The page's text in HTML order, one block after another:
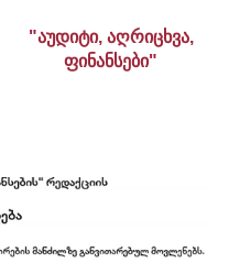
"აუდიტი, აღრიცხვა,
ფინანსები"